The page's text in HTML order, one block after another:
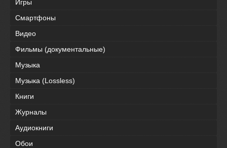
Игры
Смартфоны
Видео
Фильмы (документальные)
Музыка
Музыка (Lossless)
Книги
Журналы
Аудиокниги
Обои